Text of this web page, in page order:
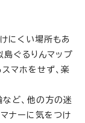
にくい場所もあ
島ぐるりんマップ
マホをせず、楽
ど、他の方の迷
ナーに気をつけ